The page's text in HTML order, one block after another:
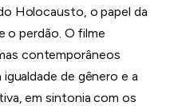
Holocausto, o papel da
o perdão. O filme
contemporâneos
de gênero e a
em sintonia com os